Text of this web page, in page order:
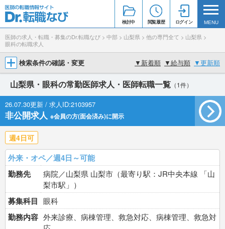
検討中 閲覧履歴 ログイン MENU
医師の求人・転職・募集のDr.転職なび > 中部 > 山梨県 > 他の専門全て > 山梨県 >
眼科の転職求人
検索条件の確認・変更 ▼ 新着順 ▼給与順 ▼更新順
山梨県・眼科の常勤医師求人・医師転職一覧 （1件）
26.07.30更新 / 求人ID:2103957
非公開求人 ※会員の方(面会済み)に開示
週4日可
外来・オペ／週4日～可能
勤務先
病院／山梨県 山梨市（最寄り駅：JR中央本線 「山
梨市駅」）
募集科目 眼科
勤務内容 外来診療、病棟管理、救急対応、病棟管理、救急対